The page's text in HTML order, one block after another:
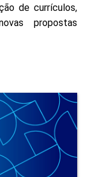
de currículos,
propostas